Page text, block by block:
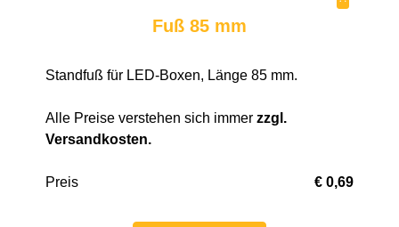
Fuß 85 mm
Standfuß für LED-Boxen, Länge 85 mm.
Alle Preise verstehen sich immer zzgl.
Versandkosten.
Preis € 0,69